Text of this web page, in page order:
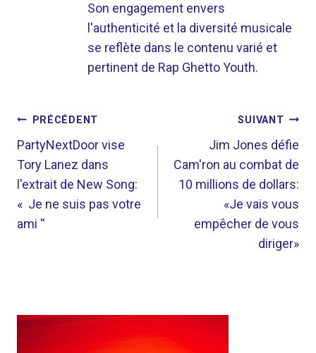
Son engagement envers
l'authenticité et la diversité musicale
se reflète dans le contenu varié et
pertinent de Rap Ghetto Youth.
NAVIGATION
DE
L’ARTICLE
PRÉCÉDENT
PartyNextDoor vise
Tory Lanez dans
l'extrait de New Song:
« Je ne suis pas votre
ami ''
SUIVANT
Jim Jones défie
Cam'ron au combat de
10 millions de dollars:
«Je vais vous
empêcher de vous
diriger»